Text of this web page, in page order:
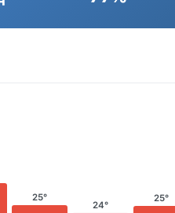
25°
24°
25°